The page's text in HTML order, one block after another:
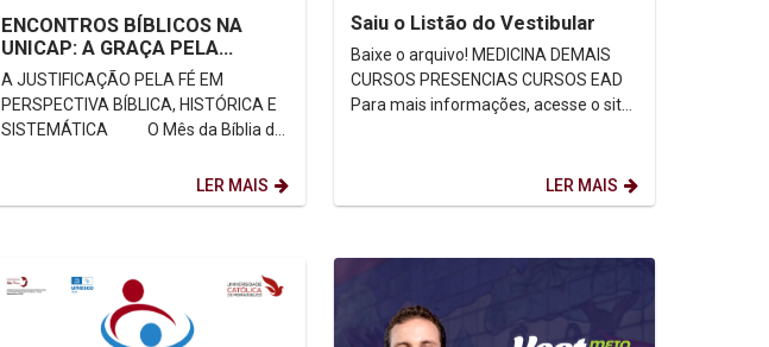
ENCONTROS BÍBLICOS NA
UNICAP: A GRAÇA PELA
PERSPECTIVA DA TEOLOGIA
SISTEMÁTICA
A JUSTIFICAÇÃO PELA FÉ EM
PERSPECTIVA BÍBLICA, HISTÓRICA E
SISTEMÁTICA O Mês da Bíblia de
LER MAIS
Saiu o Listão do Vestibular
Baixe o arquivo! MEDICINA DEMAIS
CURSOS PRESENCIAS CURSOS EAD
Para mais informações, acesse o site
LER MAIS